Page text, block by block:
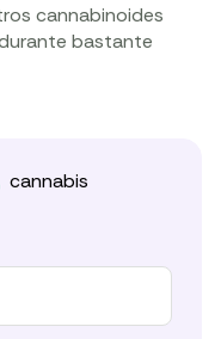
cannabinoides
bastante
cannabis